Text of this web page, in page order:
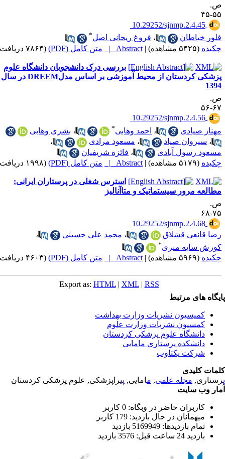
۴۵
‎ 10.29252/sjnmp.2.4.45
خیاطان
،فروغ ریحانی اصل*
(۵۴۲۵ مشاهده) |
Abstract | متن کامل (PDF) (۷۸۶۴ دریافت)
بررسی درک دانشجویان دانشگاه علوم
پزشکی کردستان از محیط آموزشی بر اساس مدلDREEM در سال
۵۶
‎ 10.29252/sjnmp.2.4.56
صیادی
،احمد وهابی ،بشری وهابی
،سیروان صیاد ،مسعود مرادی
،
رسول آبادی
،فائزه شریفیان
(۵۱۷۹ مشاهده) |
Abstract | متن کامل (PDF) (۱۹۹۸ دریافت)
استرس شغلی در پرستاران ایرانی:
مرور سیستماتیک و متاآنالیز
۶۸
‎ 10.29252/sjnmp.2.4.68
قانعی قشلاق
،محمد علی حسینی
،
سایه میری
(۵۹۶۹ مشاهده) |
Abstract | متن کامل (PDF) (۴۶۰۳ دریافت)
Export as:HTML |XML|RSS
های مرتبط
کمیسیون نشریات وزارت بهداشت
کمسیون نشریات وزارت علوم
دانشگاه علوم پزشکی کردستان
دانشکده پرستاری مامایی
شرکت یکتاوب
کلیدی
مجله علمی, م امایی, پیراپزشکی, علوم پزشکی کردستان
وب سایت
کاربران حاضر در وبگاه: 0 کاربر
میهمانان در حال بازدید: 179 کاربر
تمام بازدید‌ها: 5169949 بازدید
بازدید 24 ساعت قبل: 3576 بازدید